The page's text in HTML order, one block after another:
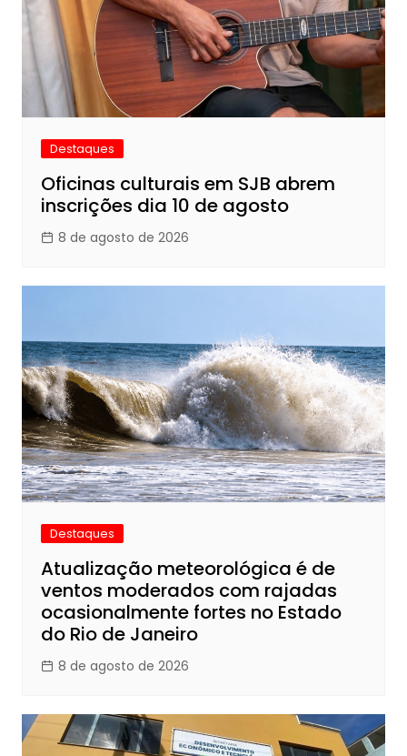
Destaques
Oficinas culturais em SJB abrem
inscrições dia 10 de agosto
8 de agosto de 2026
Destaques
Atualização meteorológica é de
ventos moderados com rajadas
ocasionalmente fortes no Estado
do Rio de Janeiro
8 de agosto de 2026